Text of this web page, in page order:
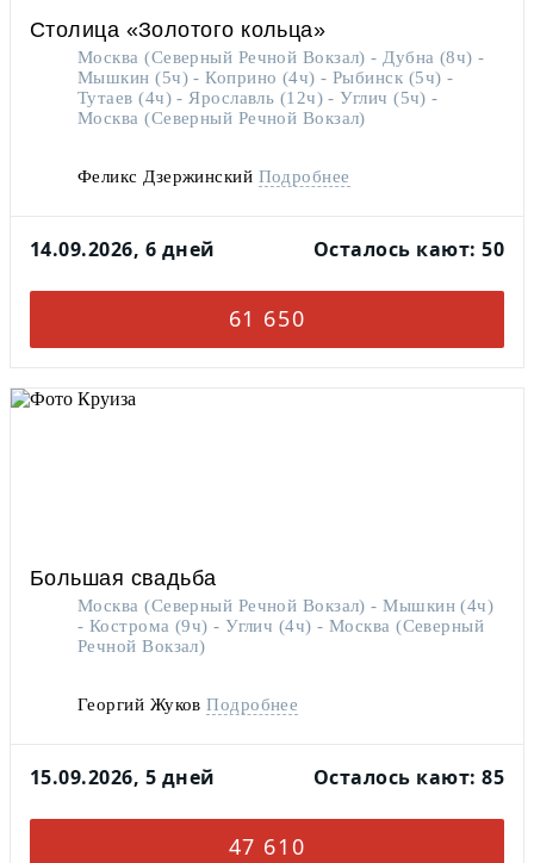
Столица «Золотого кольца»
Москва (Северный Речной Вокзал) - Дубна (8ч) -
Мышкин (5ч) - Коприно (4ч) - Рыбинск (5ч) -
Тутаев (4ч) - Ярославль (12ч) - Углич (5ч) -
Москва (Северный Речной Вокзал)
Феликс Дзержинский Подробнее
14.09.2026, 6 дней Осталось кают: 50
61 650
Большая свадьба
Москва (Северный Речной Вокзал) - Мышкин (4ч)
- Кострома (9ч) - Углич (4ч) - Москва (Северный
Речной Вокзал)
Георгий ЖуковПодробнее
15.09.2026, 5 дней Осталось кают: 85
47 610